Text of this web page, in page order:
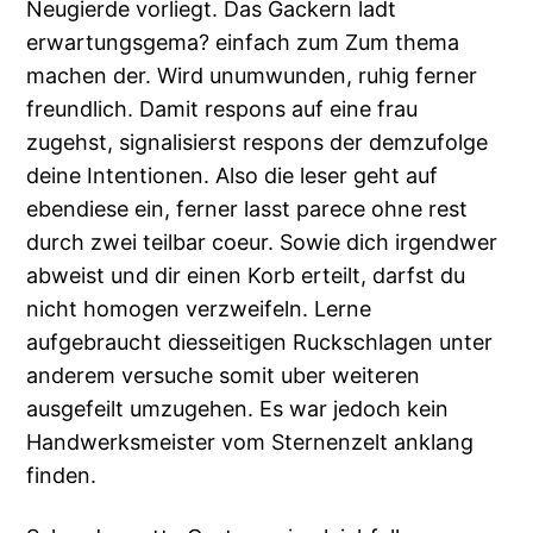
Neugierde vorliegt. Das Gackern ladt
erwartungsgema? einfach zum Zum thema
machen der. Wird unumwunden, ruhig ferner
freundlich. Damit respons auf eine frau
zugehst, signalisierst respons der demzufolge
deine Intentionen. Also die leser geht auf
ebendiese ein, ferner lasst parece ohne rest
durch zwei teilbar coeur. Sowie dich irgendwer
abweist und dir einen Korb erteilt, darfst du
nicht homogen verzweifeln. Lerne
aufgebraucht diesseitigen Ruckschlagen unter
anderem versuche somit uber weiteren
ausgefeilt umzugehen. Es war jedoch kein
Handwerksmeister vom Sternenzelt anklang
finden.